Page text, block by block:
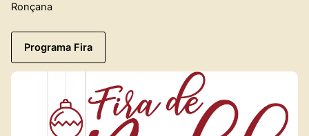
Ronçana
Programa Fira